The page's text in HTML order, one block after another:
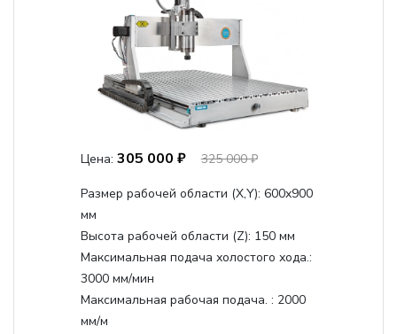
Цена: 305 000 ₽ 325 000 ₽
Размер рабочей области (Х,Y): 600x900
мм
Высота рабочей области (Z): 150 мм
Максимальная подача холостого хода.:
3000 мм/мин
Максимальная рабочая подача. : 2000
мм/м